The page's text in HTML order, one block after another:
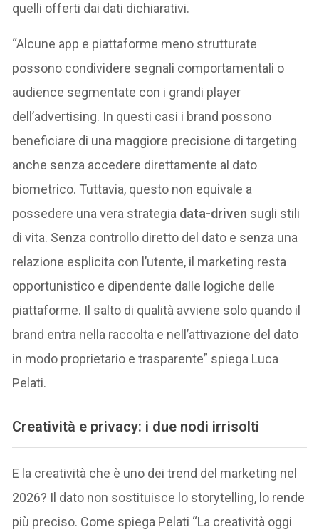
quelli offerti dai dati dichiarativi.
“Alcune app e piattaforme meno strutturate
possono condividere segnali comportamentali o
audience segmentate con i grandi player
dell’advertising. In questi casi i brand possono
beneficiare di una maggiore precisione di targeting
anche senza accedere direttamente al dato
biometrico. Tuttavia, questo non equivale a
possedere una vera strategia data-driven sugli stili
di vita. Senza controllo diretto del dato e senza una
relazione esplicita con l’utente, il marketing resta
opportunistico e dipendente dalle logiche delle
piattaforme. Il salto di qualità avviene solo quando il
brand entra nella raccolta e nell’attivazione del dato
in modo proprietario e trasparente” spiega Luca
Pelati.
Creatività e privacy: i due nodi irrisolti
E la creatività che è uno dei trend del marketing nel
2026? Il dato non sostituisce lo storytelling, lo rende
più preciso. Come spiega Pelati “La creatività oggi